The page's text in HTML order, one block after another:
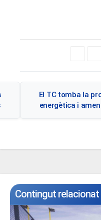
El TC tomba la
energètica i
Contingut relacionat